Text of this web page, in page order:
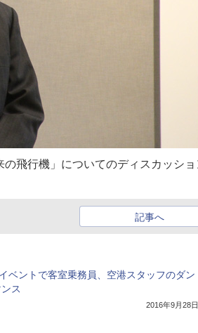
飛行機」についてのディスカッショ
記事へ
ベントで客室乗務員、空港スタッフのダン
ス
2016年9月28日